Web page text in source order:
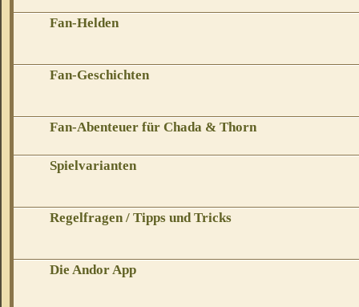
Fan-Helden
Fan-Geschichten
Fan-Abenteuer für Chada & Thorn
Spielvarianten
Regelfragen / Tipps und Tricks
Die Andor App